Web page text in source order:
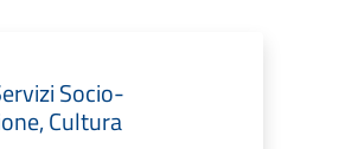
Socio-
Cultura